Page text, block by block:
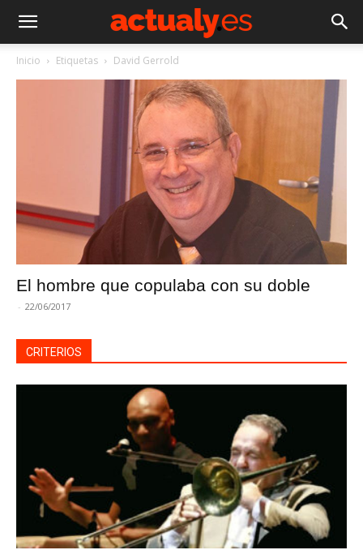
Inicio Etiquetas David Gerrold
El hombre que copulaba con su doble
- 22/06/2017
CRITERIOS